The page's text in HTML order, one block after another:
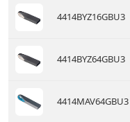
4414BYZ16GBU3
4414BYZ64GBU3
4414MAV64GBU3